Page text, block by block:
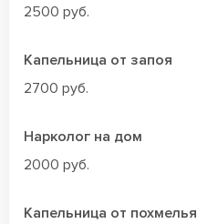
2500 руб.
Капельница от запоя
2700 руб.
Нарколог на дом
2000 руб.
Капельница от похмелья